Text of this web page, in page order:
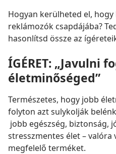
Hogyan kerülheted el, hogy
reklámozók csapdájába?
hasonlítsd össze az
ÍGÉRET: „Javulni
életminőséged”
Természetes, hogy jobb
folyton azt sulykolják
jobb egészség, biztonság,
stresszmentes élet – valóra
megfelelő terméket.